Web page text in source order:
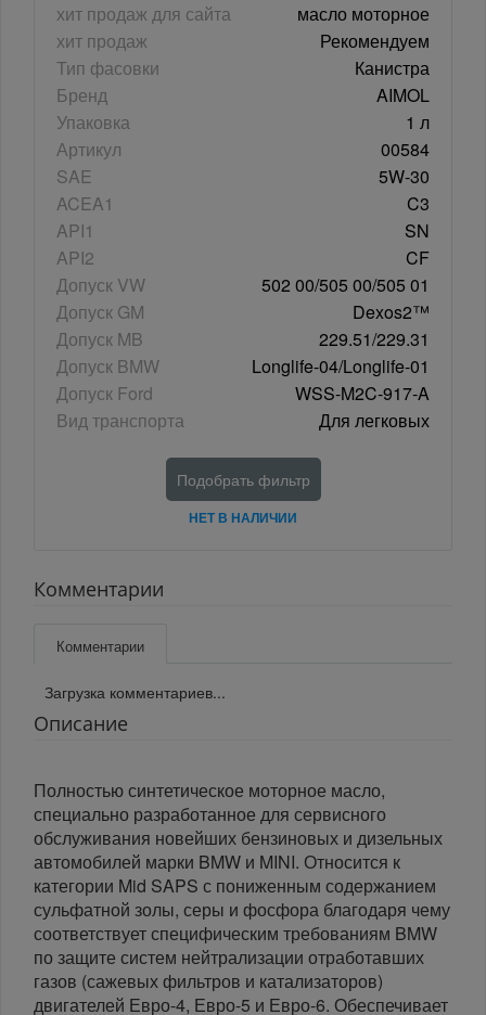
хит продаж для сайта
масло моторное
хит продаж
Рекомендуем
Тип фасовки
Канистра
Бренд
AIMOL
Упаковка
1 л
Артикул
00584
SAE
5W-30
ACEA1
C3
API1
SN
API2
CF
Допуск VW
502 00/505 00/505 01
Допуск GM
Dexos2™
Допуск MB
229.51/229.31
Допуск BMW
Longlife-04/Longlife-01
Допуск Ford
WSS-M2C-917-A
Вид транспорта
Для легковых
Подобрать фильтр
НЕТ В НАЛИЧИИ
Комментарии
Комментарии
Загрузка комментариев...
Описание
Полностью синтетическое моторное масло,
специально разработанное для сервисного
обслуживания новейших бензиновых и дизельных
автомобилей марки BMW и MINI. Относится к
категории Mid SAPS с пониженным содержанием
сульфатной золы, серы и фосфора благодаря чему
соответствует специфическим требованиям BMW
по защите систем нейтрализации отработавших
газов (сажевых фильтров и катализаторов)
двигателей Евро-4, Евро-5 и Евро-6. Обеспечивает